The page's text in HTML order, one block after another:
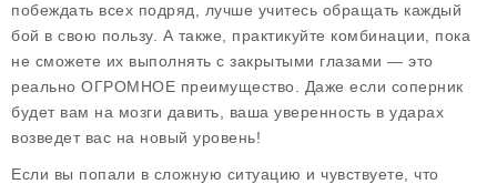
побеждать всех подряд, лучше учитесь обращать каждый
бой в свою пользу. А также, практикуйте комбинации, пока
не сможете их выполнять с закрытыми глазами — это
реально ОГРОМНОЕ преимущество. Даже если соперник
будет вам на мозги давить, ваша уверенность в ударах
возведет вас на новый уровень!
Если вы попали в сложную ситуацию и чувствуете, что